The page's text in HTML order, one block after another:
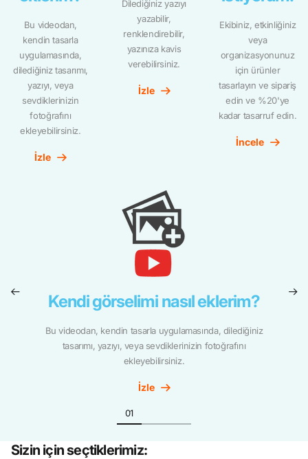
Bu videodan,
kendin tasarla
uygulamasında,
dilediğiniz tasarımı,
yazıyı, veya
sevdiklerinizin
fotoğrafını
ekleyebilirsiniz.
İzle
Dilediğiniz yazıyı
yazabilir,
renklendirebilir,
yazınıza kavis
verebilirsiniz.
İzle
Ekibiniz, etkinliğiniz
veya
organizasyonunuz
için ürünler
tasarlayın ve sipariş
edin ve %20'ye
kadar tasarruf edin.
İncele
Kendi görselimi nasıl eklerim?
Bu videodan, kendin tasarla uygulamasında, dilediğiniz
tasarımı, yazıyı, veya sevdiklerinizin fotoğrafını
ekleyebilirsiniz.
İzle
Sizin için seçtiklerimiz: